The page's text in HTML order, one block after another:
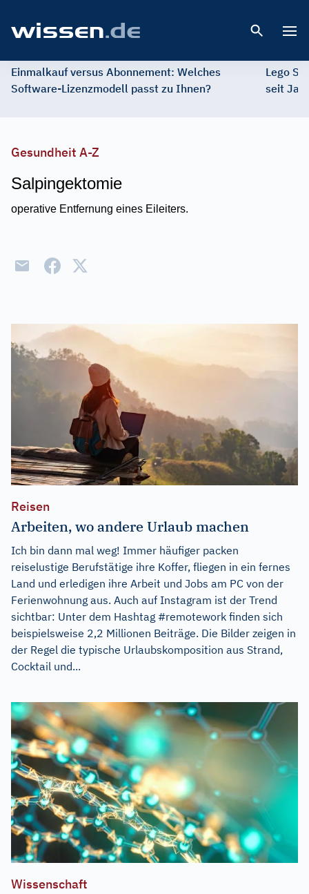
Einmalkauf versus Abonnement: Welches
Software-Lizenzmodell passt zu Ihnen?
Lego
seit
Gesundheit A-Z
Salpingektomie
operative Entfernung eines Eileiters.
Reisen
Arbeiten, wo andere Urlaub machen
Ich bin dann mal weg! Immer häufiger packen
reiselustige Berufstätige ihre Koffer, fliegen in ein fernes
Land und erledigen ihre Arbeit und Jobs am PC von der
Ferienwohnung aus. Auch auf Instagram ist der Trend
sichtbar: Unter dem Hashtag #remotework finden sich
beispielsweise 2,2 Millionen Beiträge. Die Bilder zeigen in
der Regel die typische Urlaubskomposition aus Strand,
Cocktail und...
Wissenschaft